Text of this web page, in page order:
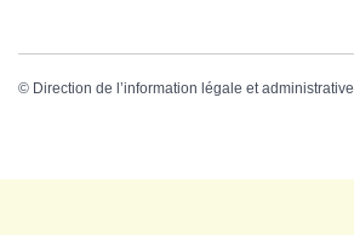
© Direction de l’information légale et administrative